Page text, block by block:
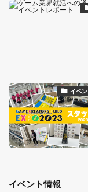
イベ
イベント情報